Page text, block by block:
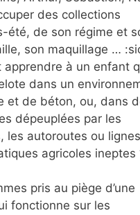
des collections
été, de son régime et
son maquillage …
apprendre à un enfant
dans un
et de béton, ou, dans
dépeuplées par les
les autoroutes ou
agricoles ineptes
pris au piège d’une
fonctionne sur les